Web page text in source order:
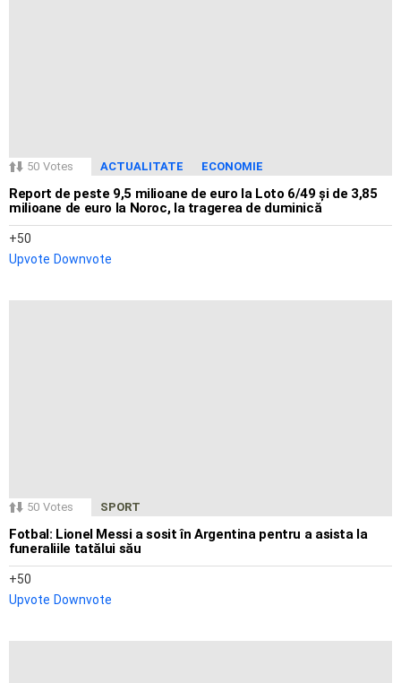
50 Votes ACTUALITATE ECONOMIE
Report de peste 9,5 milioane de euro la Loto 6/49 și de 3,85
milioane de euro la Noroc, la tragerea de duminică
50
Upvote Downvote
50 Votes SPORT
Fotbal: Lionel Messi a sosit în Argentina pentru a asista la
funeraliile tatălui său
50
Upvote Downvote